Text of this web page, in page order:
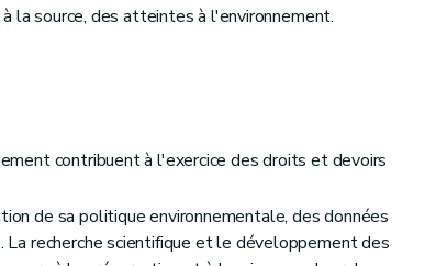
la source, des atteintes à l'environnement.
contribuent à l'exercice des droits et devoirs
de sa politique environnementale, des données
recherche scientifique et le développement des